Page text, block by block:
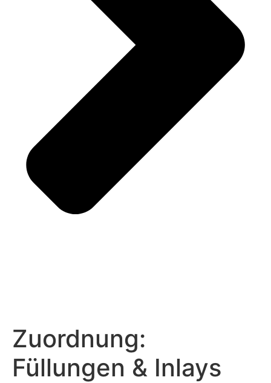
Zuordnung:
Füllungen & Inlays